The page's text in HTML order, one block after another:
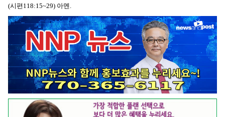
(시편118:15~29) 아멘.